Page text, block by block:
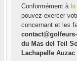
Conformément à la
pouvez exercer
concernant et les
du Mas del Teil
Lachapelle Auzac